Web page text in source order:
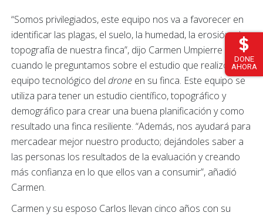
DONE
AHORA
“Somos privilegiados, este equipo nos va a favorecer en
identificar las plagas, el suelo, la humedad, la erosión y la
topografía de nuestra finca”, dijo Carmen Umpierre
cuando le preguntamos sobre el estudio que realizó el
equipo tecnológico del drone en su finca. Este equipo se
utiliza para tener un estudio científico, topográfico y
demográfico para crear una buena planificación y como
resultado una finca resiliente. “Además, nos ayudará para
mercadear mejor nuestro producto; dejándoles saber a
las personas los resultados de la evaluación y creando
más confianza en lo que ellos van a consumir”, añadió
Carmen.
Carmen y su esposo Carlos llevan cinco años con su